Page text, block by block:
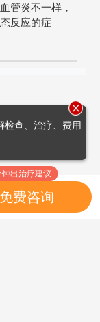
管炎不一样，
反应的症
钟出治疗建议
免费咨询
检查、治疗、费用